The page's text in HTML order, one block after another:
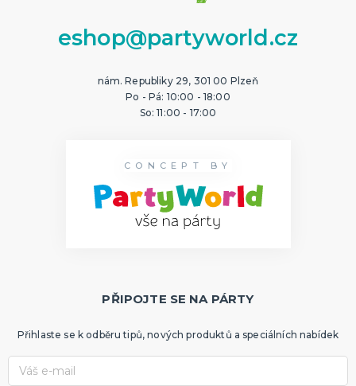
eshop@partyworld.cz
nám. Republiky 29, 301 00 Plzeň
Po - Pá: 10:00 - 18:00
So: 11:00 - 17:00
CONCEPT BY
PŘIPOJTE SE NA PÁRTY
Přihlaste se k odběru tipů, nových produktů a speciálních nabídek